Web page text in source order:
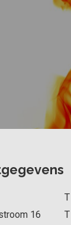
16
T
T